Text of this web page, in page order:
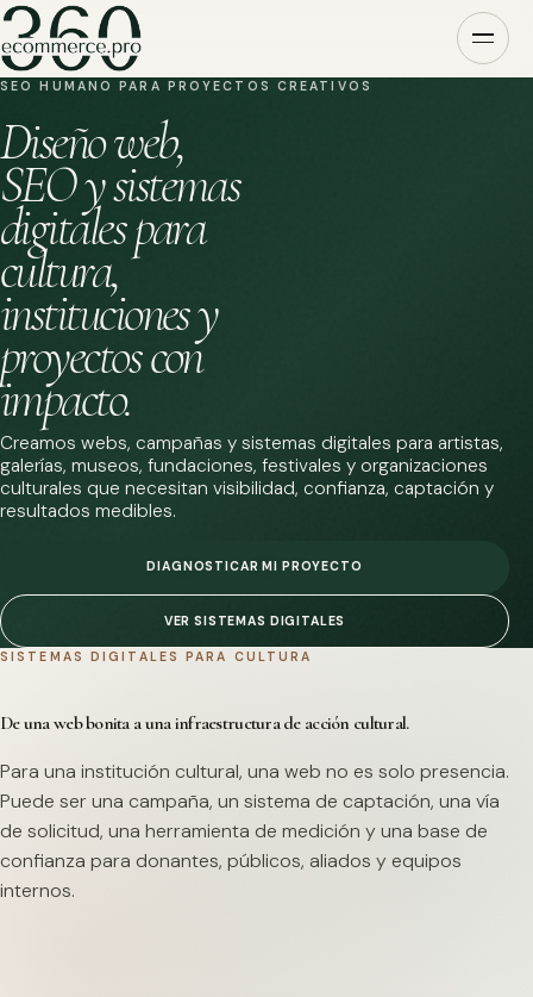
SEO HUMANO PARA PROYECTOS CREATIVOS
Diseño web,
SEO y sistemas
digitales para
cultura,
instituciones y
proyectos con
impacto.
Creamos webs, campañas y sistemas digitales para artistas,
galerías, museos, fundaciones, festivales y organizaciones
culturales que necesitan visibilidad, confianza, captación y
resultados medibles.
DIAGNOSTICAR MI PROYECTO
VER SISTEMAS DIGITALES
SISTEMAS DIGITALES PARA CULTURA
De una web bonita a una infraestructura de acción cultural.
Para una institución cultural, una web no es solo presencia.
Puede ser una campaña, un sistema de captación, una vía
de solicitud, una herramienta de medición y una base de
confianza para donantes, públicos, aliados y equipos
internos.